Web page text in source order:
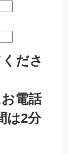
ださ
電話
は2分